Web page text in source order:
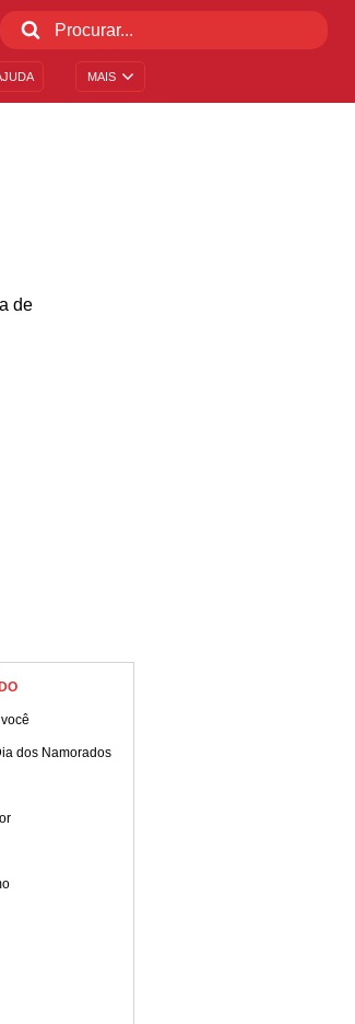
MAIS
de
dos Namorados